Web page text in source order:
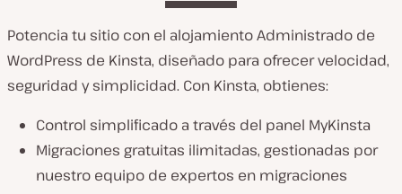
Potencia tu sitio con el alojamiento Administrado de
WordPress de Kinsta, diseñado para ofrecer velocidad,
seguridad y simplicidad. Con Kinsta, obtienes:
Control simplificado a través del panel MyKinsta
Migraciones gratuitas ilimitadas, gestionadas por
nuestro equipo de expertos en migraciones